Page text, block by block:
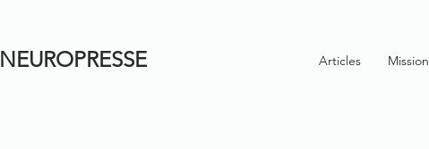
NEUROPRESSE Articles Mission